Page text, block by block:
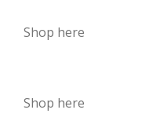
Shop here
Shop here